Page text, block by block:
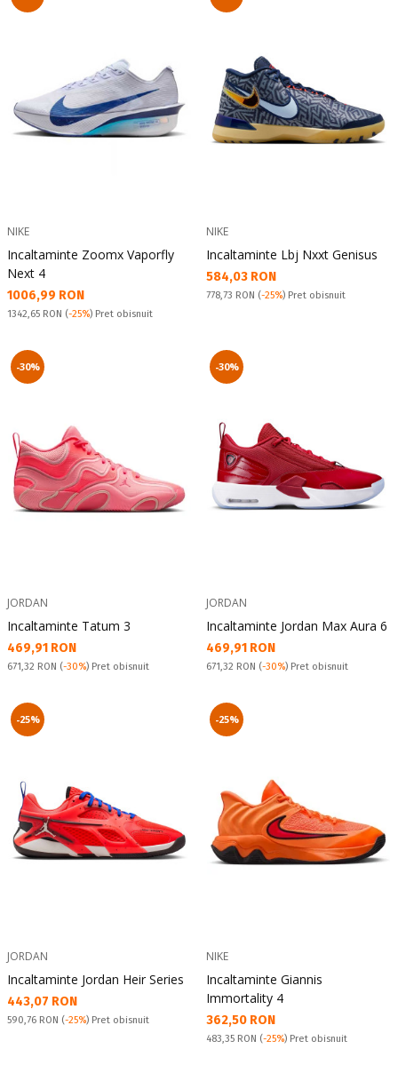
NIKE
Incaltaminte Zoomx Vaporfly
Next 4
Текуща цена:
1006,99 RON
Pret obisnuit:
1342,65 RON (-25%) Pret obisnuit
NIKE
Incaltaminte Lbj Nxxt Genisus
Текуща цена:
584,03 RON
Pret obisnuit:
778,73 RON (-25%) Pret obisnuit
-30%
JORDAN
Incaltaminte Tatum 3
Текуща цена:
469,91 RON
Pret obisnuit:
671,32 RON (-30%) Pret obisnuit
-30%
JORDAN
Incaltaminte Jordan Max Aura 6
Текуща цена:
469,91 RON
Pret obisnuit:
671,32 RON (-30%) Pret obisnuit
-25%
JORDAN
Incaltaminte Jordan Heir Series
Текуща цена:
443,07 RON
Pret obisnuit:
590,76 RON (-25%) Pret obisnuit
-25%
NIKE
Incaltaminte Giannis
Immortality 4
Текуща цена:
362,50 RON
Pret obisnuit:
483,35 RON (-25%) Pret obisnuit